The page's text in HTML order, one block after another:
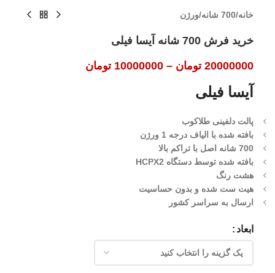
خانه/700 شانه /ورژن
خرید فرش 700 شانه آیسا فیلی
20000000 تومان –
10000000 تومان
آیسا فیلی
پالت دلفینی طلاکوب
بافته شده با الیاف درجه 1 ورژن
700 شانه اصل با تراکم بالا
بافته شده توسط دستگاه HCPX2
هشت رنگ
هیت ست شده و بدون حساسیت
ارسال به سراسر کشور
ابعاد